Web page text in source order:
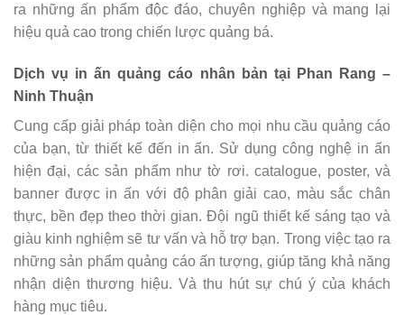
ra những ấn phẩm độc đáo, chuyên nghiệp và mang lại
hiệu quả cao trong chiến lược quảng bá.
Dịch vụ in ấn quảng cáo nhân bản tại Phan Rang –
Ninh Thuận
Cung cấp giải pháp toàn diện cho mọi nhu cầu quảng cáo
của bạn, từ thiết kế đến in ấn. Sử dụng công nghệ in ấn
hiện đại, các sản phẩm như tờ rơi. catalogue, poster, và
banner được in ấn với độ phân giải cao, màu sắc chân
thực, bền đẹp theo thời gian. Đội ngũ thiết kế sáng tạo và
giàu kinh nghiệm sẽ tư vấn và hỗ trợ bạn. Trong việc tạo ra
những sản phẩm quảng cáo ấn tượng, giúp tăng khả năng
nhận diện thương hiệu. Và thu hút sự chú ý của khách
hàng mục tiêu.